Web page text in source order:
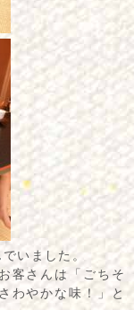
いました。
客さんは「ごちそ
わやかな味！」と